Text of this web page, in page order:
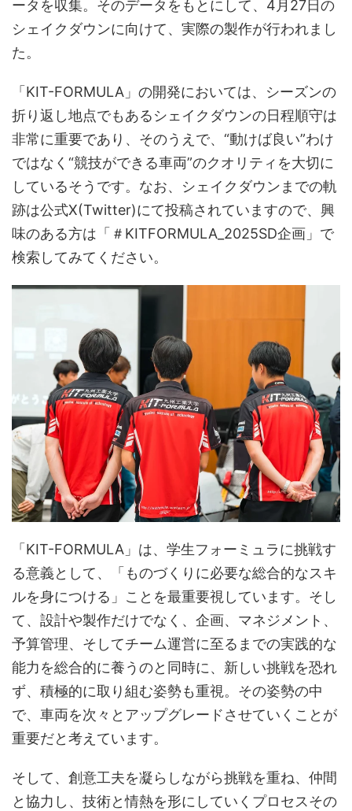
ータを収集。そのデータをもとにして、4月27日の
シェイクダウンに向けて、実際の製作が行われまし
た。
「KIT-FORMULA」の開発においては、シーズンの
折り返し地点でもあるシェイクダウンの日程順守は
非常に重要であり、そのうえで、“動けば良い”わけ
ではなく“競技ができる車両”のクオリティを大切に
しているそうです。なお、シェイクダウンまでの軌
跡は公式X(Twitter)にて投稿されていますので、興
味のある方は「＃KITFORMULA_2025SD企画」で
検索してみてください。
「KIT-FORMULA」は、学生フォーミュラに挑戦す
る意義として、「ものづくりに必要な総合的なスキ
ルを身につける」ことを最重要視しています。そし
て、設計や製作だけでなく、企画、マネジメント、
予算管理、そしてチーム運営に至るまでの実践的な
能力を総合的に養うのと同時に、新しい挑戦を恐れ
ず、積極的に取り組む姿勢も重視。その姿勢の中
で、車両を次々とアップグレードさせていくことが
重要だと考えています。
そして、創意工夫を凝らしながら挑戦を重ね、仲間
と協力し、技術と情熱を形にしていくプロセスその